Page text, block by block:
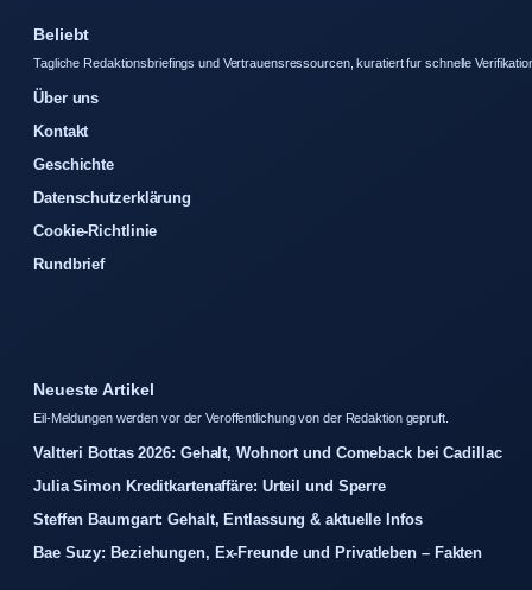
Beliebt
Tagliche Redaktionsbriefings und Vertrauensressourcen, kuratiert fur schnelle
Über uns
Kontakt
Geschichte
Datenschutzerklärung
Cookie-Richtlinie
Rundbrief
Neueste Artikel
Eil-Meldungen werden vor der Veroffentlichung von der Redaktion gepruft.
Valtteri Bottas 2026: Gehalt, Wohnort und Comeback bei Cadillac
Julia Simon Kreditkartenaffäre: Urteil und Sperre
Steffen Baumgart: Gehalt, Entlassung & aktuelle Infos
Bae Suzy: Beziehungen, Ex-Freunde und Privatleben – Fakten